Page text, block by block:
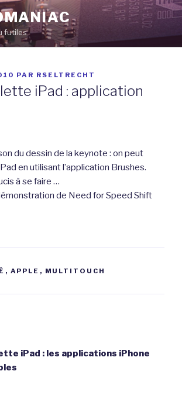
futiles
PAR RSELTRECHT
iPad : application
du dessin de la keynote : on peut
en utilisant l’application Brushes.
à se faire …
de Need for Speed Shift
, APPLE , MULTITOUCH
iPad : les applications iPhone